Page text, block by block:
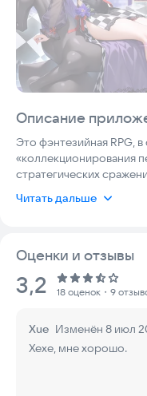
Описание
Это фэнтезийная RPG,
«коллекционирования
стратегических
процесс,
коллекционирования и
включает
дополнена системами
коллекционных целей,
👑 Сотни карточек
Читать дальше
Оценки и отзывы
Рейтинг:
3,2 18 оценок ・9
Xue Изменён 8 июл
Хехе, мне хорошо.